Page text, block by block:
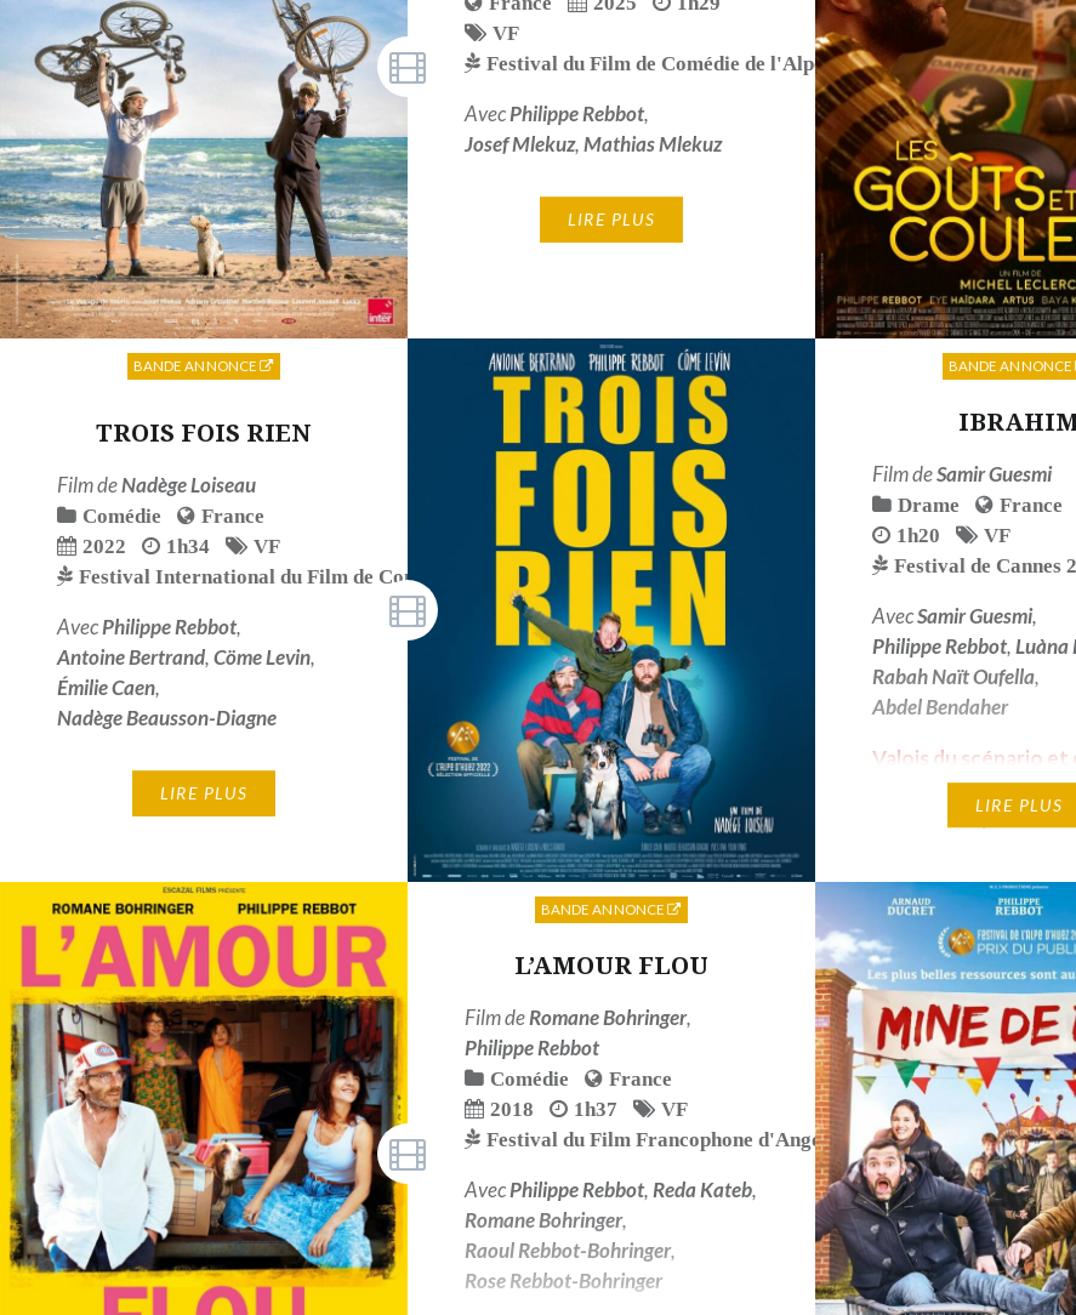
VF
Festival du Film de Comédie de l'Alpe d'Huez 2025,Festival du
AvecPhilippe Rebbot,
Josef Mlekuz,Mathias Mlekuz
LIRE PLUS
TROIS FOIS RIEN
Film deNadège Loiseau
Comédie
France
2022
1h34
VF
Festival International du Film de Comédie de l'Alpe d'Huez 2022
AvecPhilippe Rebbot,
Antoine Bertrand,Cöme Levin,
Émilie Caen,
Nadège Beausson-Diagne
LIRE PLUS
BANDE ANNONCE
Film deSamir Guesmi
Drame France
1h20
VF
Festival de Cannes
AvecSamir Guesmi,
Philippe Rebbot,Luàna
Rabah Naït Oufella,
Abdel Bendaher
Valois du scénario et
meilleure musique -
Film Francophone
LIRE PLUS
BANDE ANNONCE
L’AMOUR FLOU
Film deRomane Bohringer,
Philippe Rebbot
Comédie
France
2018
1h37
VF
Festival du Film Francophone d'Angoulême 2018
AvecPhilippe Rebbot,Reda Kateb,
Romane Bohringer,
Raoul Rebbot-Bohringer,
Rose Rebbot-Bohringer
BANDE ANNONCE